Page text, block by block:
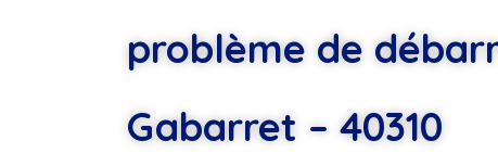
problème de
Gabarret – 40310